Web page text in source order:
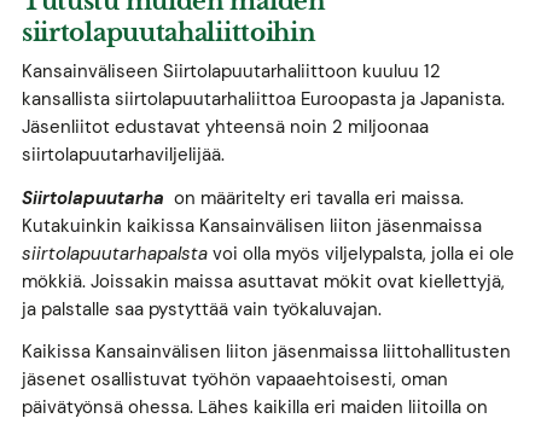
siirtolapuutahaliittoihin
Kansainväliseen Siirtolapuutarhaliittoon kuuluu 12
kansallista siirtolapuutarhaliittoa Euroopasta ja Japanista.
Jäsenliitot edustavat yhteensä noin 2 miljoonaa
siirtolapuutarhaviljelijää.
Siirtolapuutarha on määritelty eri tavalla eri maissa.
Kutakuinkin kaikissa Kansainvälisen liiton jäsenmaissa
siirtolapuutarhapalsta voi olla myös viljelypalsta, jolla ei ole
mökkiä. Joissakin maissa asuttavat mökit ovat kiellettyjä,
ja palstalle saa pystyttää vain työkaluvajan.
Kaikissa Kansainvälisen liiton jäsenmaissa liittohallitusten
jäsenet osallistuvat työhön vapaaehtoisesti, oman
päivätyönsä ohessa. Lähes kaikilla eri maiden liitoilla on